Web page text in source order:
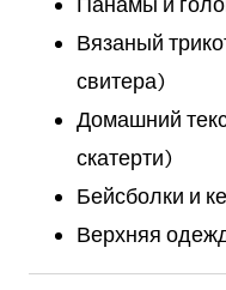
Вязаный
свитера)
Домашний
скатерти)
Бейсболки и
Верхняя